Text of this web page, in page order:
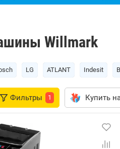
Willmark
LG ATLANT Indesit
Фильтры 1 Купить